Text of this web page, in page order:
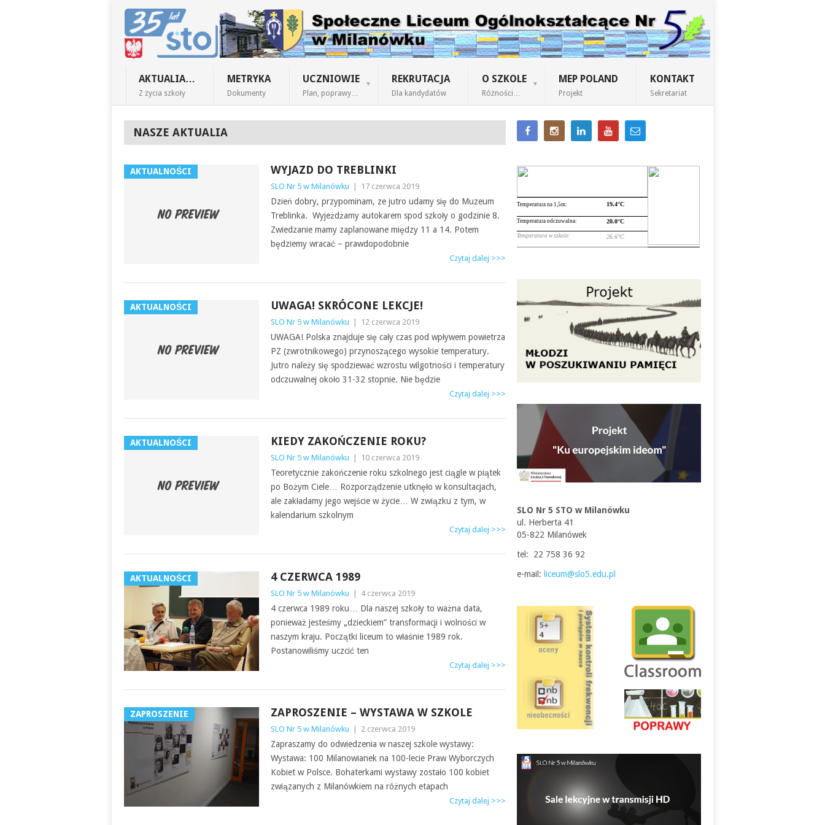
AKTUALIA…
Z życia szkoły
METRYKA
Dokumenty
UCZNIOWIE
Plan, poprawy…
REKRUTACJA
Dla kandydatów
O SZKOLE
Różności…
MEP POLAND
Projekt
KONTAKT
Sekretariat
NASZE AKTUALIA
AKTUALNOŚCI WYJAZD DO TREBLINKI
SLO Nr 5 w Milanówku 17 czerwca 2019
Dzień dobry, przypominam, ze jutro udamy się do Muzeum
Treblinka. Wyjeżdżamy autokarem spod szkoły o godzinie 8.
Zwiedzanie mamy zaplanowane między 11 a 14. Potem
będziemy wracać – prawdopodobnie
Czytaj dalej >>>
AKTUALNOŚCI UWAGA! SKRÓCONE LEKCJE!
SLO Nr 5 w Milanówku 12 czerwca 2019
UWAGA! Polska znajduje się cały czas pod wpływem powietrza
PZ (zwrotnikowego) przynoszącego wysokie temperatury.
Jutro należy się spodziewać wzrostu wilgotności i temperatury
odczuwalnej około 31-32 stopnie. Nie będzie
Czytaj dalej >>>
AKTUALNOŚCI KIEDY ZAKOŃCZENIE ROKU?
SLO Nr 5 w Milanówku 10 czerwca 2019
Teoretycznie zakończenie roku szkolnego jest ciągle w piątek
po Bożym Ciele… Rozporządzenie utknęło w konsultacjach,
ale zakładamy jego wejście w życie… W związku z tym, w
kalendarium szkolnym
Czytaj dalej >>>
AKTUALNOŚCI 4 CZERWCA 1989
SLO Nr 5 w Milanówku 4 czerwca 2019
4 czerwca 1989 roku… Dla naszej szkoły to ważna data,
ponieważ jesteśmy „dzieckiem” transformacji i wolności w
naszym kraju. Początki liceum to właśnie 1989 rok.
Postanowiliśmy uczcić ten
Czytaj dalej >>>
ZAPROSZENIE ZAPROSZENIE – WYSTAWA W SZKOLE
SLO Nr 5 w Milanówku 2 czerwca 2019
Zapraszamy do odwiedzenia w naszej szkole wystawy:
Wystawa: 100 Milanowianek na 100-lecie Praw Wyborczych
Kobiet w Polsce. Bohaterkami wystawy zostało 100 kobiet
związanych z Milanówkiem na różnych etapach
Czytaj dalej >>>
SLO Nr 5 STO w Milanówku
ul. Herberta 41
05-822 Milanówek
tel: 22 758 36 92
e-mail: liceum@slo5.edu.pl